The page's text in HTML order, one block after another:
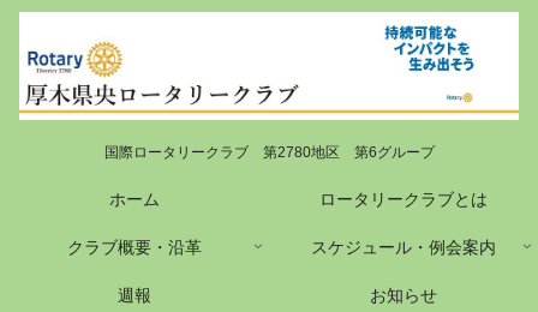
国際ロータリークラブ 第2780地区 第6グループ
ホーム ロータリークラブとは
クラブ概要・沿革 スケジュール・例会案内
週報 お知らせ